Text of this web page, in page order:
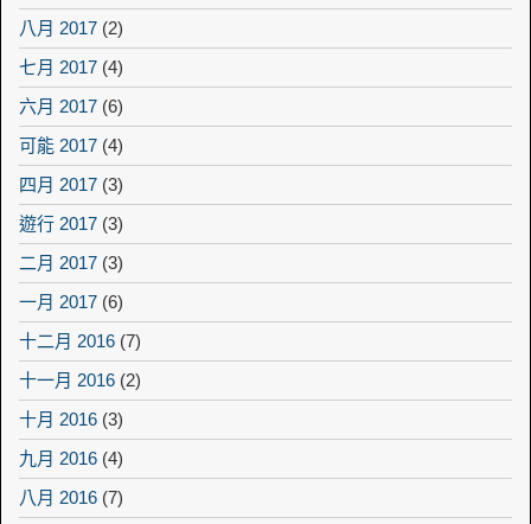
八月 2017 (2)
七月 2017 (4)
六月 2017 (6)
可能 2017 (4)
四月 2017 (3)
遊行 2017 (3)
二月 2017 (3)
一月 2017 (6)
十二月 2016 (7)
十一月 2016 (2)
十月 2016 (3)
九月 2016 (4)
八月 2016 (7)